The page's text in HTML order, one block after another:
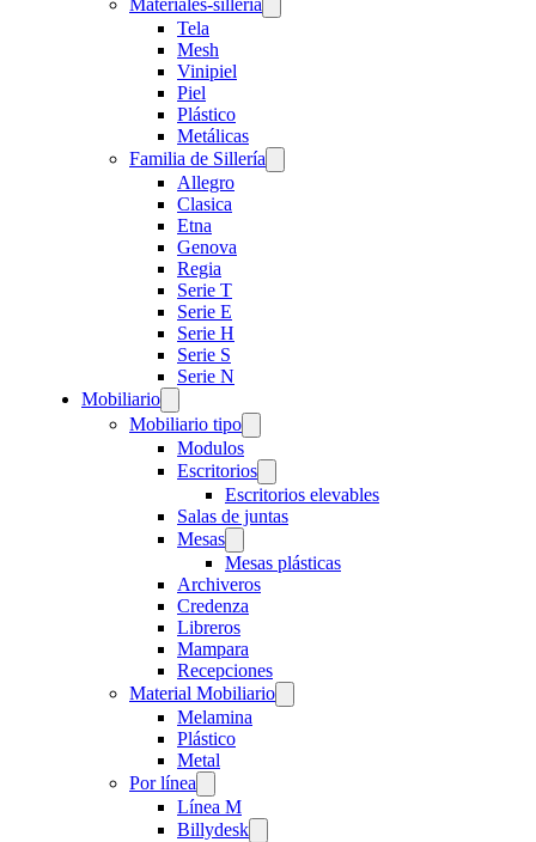
Materiales-silleria
Tela
Mesh
Vinipiel
Piel
Plástico
Metálicas
Familia de Sillería
Allegro
Clasica
Etna
Genova
Regia
Serie T
Serie E
Serie H
Serie S
Serie N
Mobiliario
Mobiliario tipo
Modulos
Escritorios
Escritorios elevables
Salas de juntas
Mesas
Mesas plásticas
Archiveros
Credenza
Libreros
Mampara
Recepciones
Material Mobiliario
Melamina
Plástico
Metal
Por línea
Línea M
Billydesk